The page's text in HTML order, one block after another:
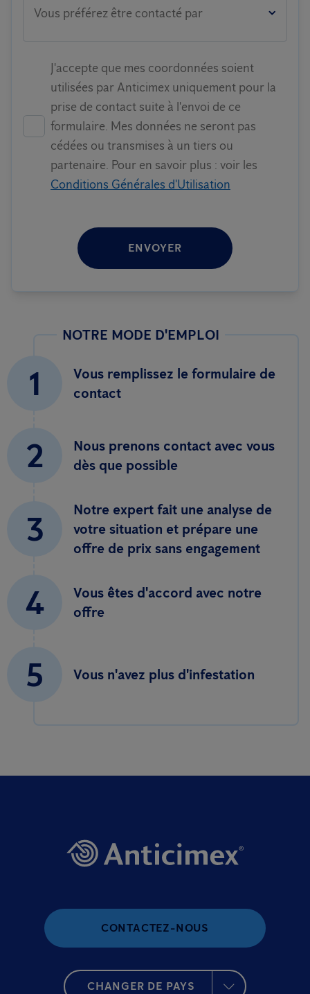
Vous préférez être contacté par
J'accepte que mes coordonnées soient
utilisées par Anticimex uniquement pour la
prise de contact suite à l'envoi de ce
formulaire. Mes données ne seront pas
cédées ou transmises à un tiers ou
partenaire. Pour en savoir plus : voir les
Conditions Générales d'Utilisation
ENVOYER
NOTRE MODE D'EMPLOI
1
Vous remplissez le formulaire de
contact
2
Nous prenons contact avec vous
dès que possible
3
Notre expert fait une analyse de
votre situation et prépare une
offre de prix sans engagement
4
Vous êtes d'accord avec notre
offre
5 Vous n'avez plus d'infestation
CONTACTEZ-NOUS
CHANGER DE PAYS